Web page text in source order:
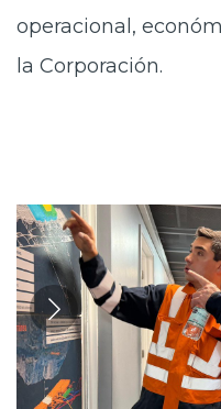
operacional,
la Corporación.